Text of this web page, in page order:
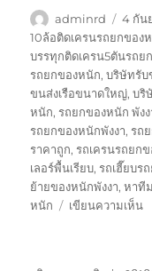
ผู้
เขียน
adminrd
เขียน
เมื่อ
4 กัน
10ล้อติดเครนรถยกของ
บรรทุกติดเครน5ตันรถย
รถยกของหนัก,บริษัทรับ
ขนส่งเรือขนาดใหญ่,บริ
หนัก,รถยกของหนัก พังง
รถยกของหนักพังงา,รถ
ราคาถูก,รถเครนรถยก
เลอร์พื้นเรียบ,รถเฮี๊ยบร
ย้ายของหนักพังงา,หาที
หนัก
เขียนความเห็นบน